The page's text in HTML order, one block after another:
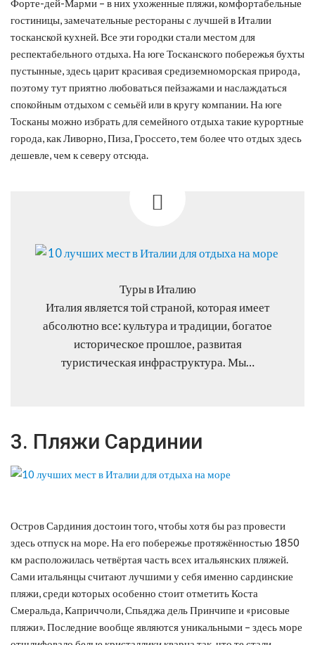
Форте-дей-Марми – в них ухоженные пляжи, комфортабельные
гостиницы, замечательные рестораны с лучшей в Италии
тосканской кухней. Все эти городки стали местом для
респектабельного отдыха. На юге Тосканского побережья бухты
пустынные, здесь царит красивая средиземноморская природа,
поэтому тут приятно любоваться пейзажами и наслаждаться
спокойным отдыхом с семьёй или в кругу компании. На юге
Тосканы можно избрать для семейного отдыха такие курортные
города, как Ливорно, Пиза, Гроссето, тем более что отдых здесь
дешевле, чем к северу отсюда.
Туры в Италию
Италия является той страной, которая имеет
абсолютно все: культура и традиции, богатое
историческое прошлое, развитая
туристическая инфраструктура. Мы…
3. Пляжи Сардинии
Остров Сардиния достоин того, чтобы хотя бы раз провести
здесь отпуск на море. На его побережье протяжённостью 1850
км расположилась четвёртая часть всех итальянских пляжей.
Сами итальянцы считают лучшими у себя именно сардинские
пляжи, среди которых особенно стоит отметить Коста
Смеральда, Каприччоли, Спьяджа дель Принчипе и «рисовые
пляжи». Последние вообще являются уникальными – здесь море